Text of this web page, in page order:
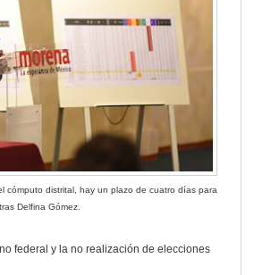
cómputo distrital, hay un plazo de cuatro días para
Delfina Gómez.
federal y la no realización de elecciones